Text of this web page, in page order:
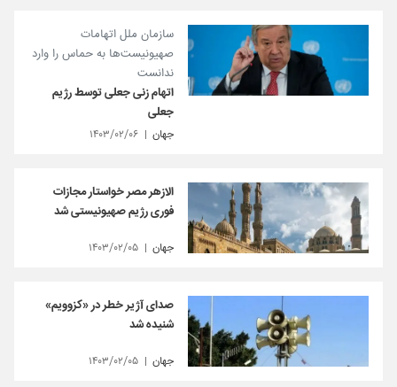
سازمان ملل اتهامات
صهیونیست‌ها به حماس را وارد
ندانست
اتهام زنی جعلی توسط رژیم
جعلی
جهان ۱۴۰۳/۰۲/۰۶
الازهر مصر خواستار مجازات
فوری رژیم صهیونیستی شد
جهان ۱۴۰۳/۰۲/۰۵
صدای آژیر خطر در «کزوویم»
شنیده شد
جهان ۱۴۰۳/۰۲/۰۵